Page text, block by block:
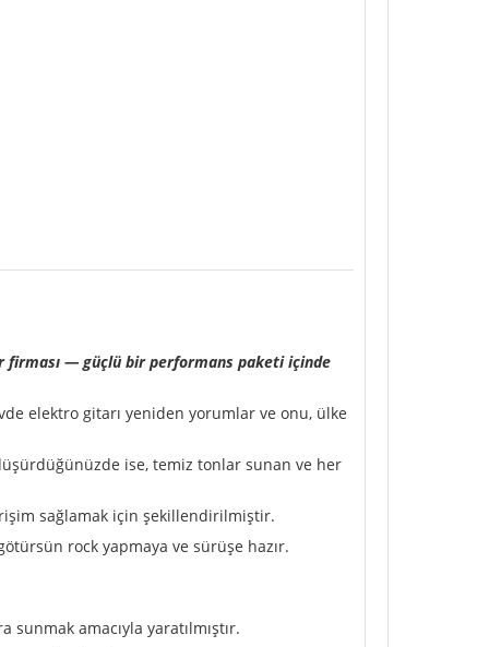
firması — güçlü bir performans paketi içinde
elektro gitarı yeniden yorumlar ve onu, ülke
düşürdüğünüzde ise, temiz tonlar sunan ve her
sağlamak için şekillendirilmiştir.
rock yapmaya ve sürüşe hazır.
sunmak amacıyla yaratılmıştır.